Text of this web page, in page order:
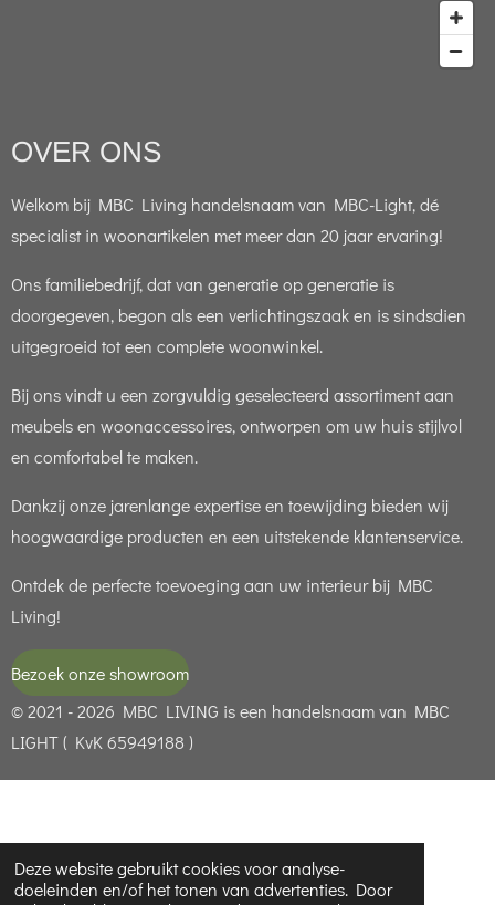
Deze website gebruikt cookies voor analyse-
doeleinden en/of het tonen van advertenties. Door
OVER ONS
Welkom bij MBC Living handelsnaam van MBC-Light, dé
specialist in woonartikelen met meer dan 20 jaar ervaring!
Ons familiebedrijf, dat van generatie op generatie is
doorgegeven, begon als een verlichtingszaak en is sindsdien
uitgegroeid tot een complete woonwinkel.
Bij ons vindt u een zorgvuldig geselecteerd assortiment aan
meubels en woonaccessoires, ontworpen om uw huis stijlvol
en comfortabel te maken.
Dankzij onze jarenlange expertise en toewijding bieden wij
hoogwaardige producten en een uitstekende klantenservice.
Ontdek de perfecte toevoeging aan uw interieur bij MBC
Living!
Bezoek onze showroom
© 2021 - 2026 MBC LIVING is een handelsnaam van MBC
LIGHT ( KvK 65949188 )